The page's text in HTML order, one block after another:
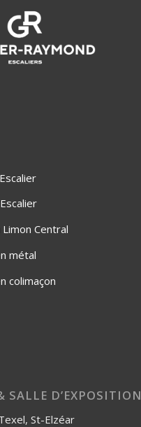
Limon Central
métal
colimaçon
SALLE D’EXPOSITION
St-Elzéar